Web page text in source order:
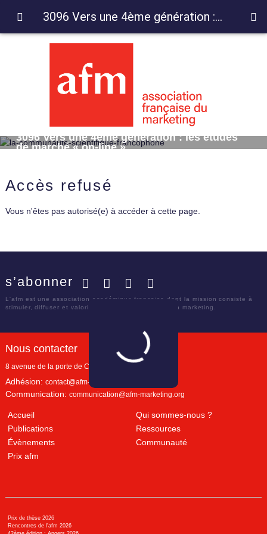
3096 Vers une 4ème génération : les études
de marché « on-line »
Accès refusé
Vous n'êtes pas autorisé(e) à accéder à cette page.
s’abonner
L'afm est une association académique française dont la mission consiste à
stimuler, diffuser et valoriser le savoir scientifique en marketing.
Nous contacter
8 avenue de la porte de Champerret
Adhésion: contact@afm-marketing.org
Communication: communication@afm-marketing.org
Accueil
Qui sommes-nous ?
Publications
Ressources
Évènements
Communauté
Prix afm
Prix de thèse 2026
Rencontres de l'afm 2026
3096 Vers une 4ème génération : les études de marché « on-line »